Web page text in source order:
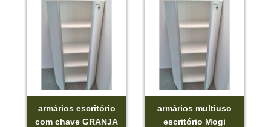
armários escritório
com chave GRANJA
armários multiuso
escritório Mogi